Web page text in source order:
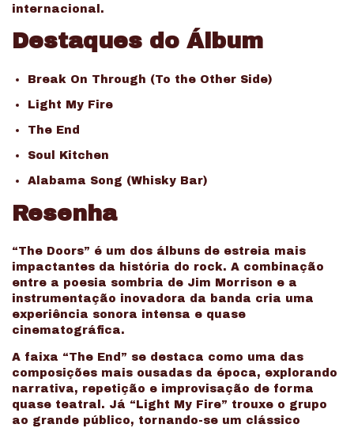
internacional.
Destaques do Álbum
Break On Through (To the Other Side)
Light My Fire
The End
Soul Kitchen
Alabama Song (Whisky Bar)
Resenha
“The Doors” é um dos álbuns de estreia mais
impactantes da história do rock. A combinação
entre a poesia sombria de Jim Morrison e a
instrumentação inovadora da banda cria uma
experiência sonora intensa e quase
cinematográfica.
A faixa “The End” se destaca como uma das
composições mais ousadas da época, explorando
narrativa, repetição e improvisação de forma
quase teatral. Já “Light My Fire” trouxe o grupo
ao grande público, tornando-se um clássico